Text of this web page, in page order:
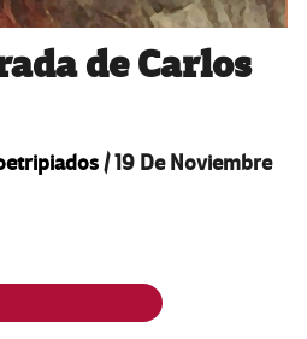
de Carlos
/19 De Noviembre